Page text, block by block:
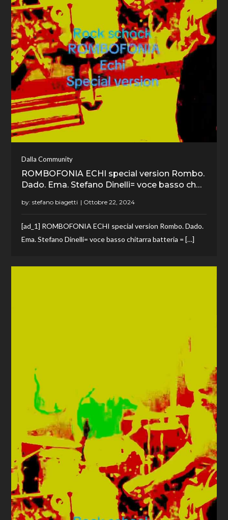
Dalla Community
ROMBOFONIA ECHI special version Rombo.
Dado. Ema. Stefano Dinelli= voce basso ch…
by:stefano biagetti
[ad_1] ROMBOFONIA ECHI special version Rombo. Dado.
Ema. Stefano Dinelli= voce basso chitarra batteria = […]